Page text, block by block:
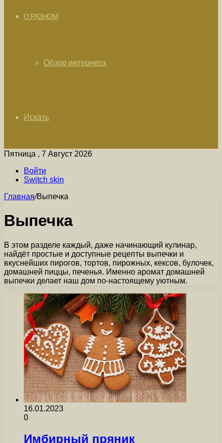
О РАЗНОМ
Обзор интернета
Искать
Пятница , 7 Август 2026
Войти
Switch skin
Главная/Выпечка
Выпечка
В этом разделе каждый, даже начинающий кулинар,
найдёт простые и доступные рецепты выпечки и
вкуснейших пирогов, тортов, пирожных, кексов, булочек,
домашней пиццы, печенья. Именно аромат домашней
выпечки делает наш дом по-настоящему уютным.
16.01.2023
0
Имбирный пряник